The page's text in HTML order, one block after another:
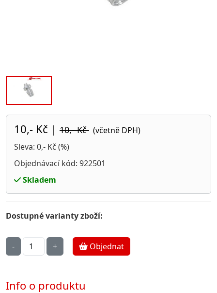
10,- Kč | 10,- Kč (včetně DPH)
Sleva: 0,- Kč (%)
Objednávací kód: 922501
Skladem
Dostupné varianty zboží:
Objednat
Info o produktu